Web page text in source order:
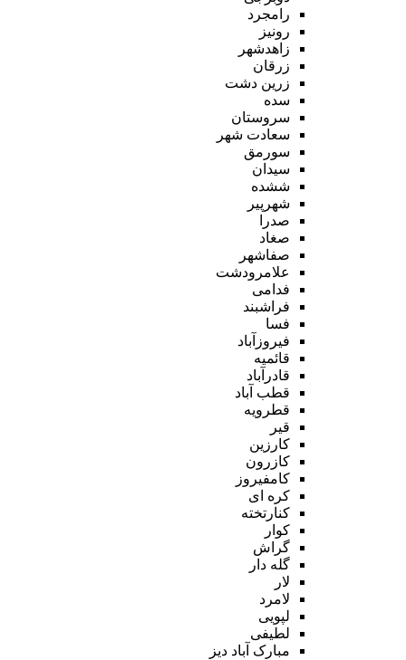
رامجرد
رونیز
زاهدشهر
زرقان
زرین دشت
سده
سروستان
سعادت شهر
سورمق
سیدان
ششده
شهرپیر
صدرا
صغاد
صفاشهر
علامرودشت
فدامی
فراشبند
فسا
فیروزآباد
قائمیه
قادرآباد
قطب آباد
قطرویه
قیر
کارزین
کازرون
کامفیروز
کره ای
کنارتخته
کوار
گراش
گله دار
لار
لامرد
لپویی
لطیفی
مبارک آباد دیز